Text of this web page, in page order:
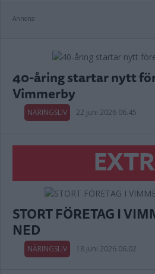
Annons:
40-åring startar nytt
Vimmerby
NÄRINGSLIV 22 juni 2026 06.45
STORT FÖRETAG I
NED
NÄRINGSLIV 18 juni 2026 06.02